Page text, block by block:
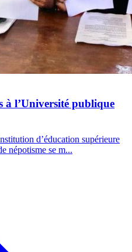
à l’Université publique
d’éducation supérieure
népotisme se m...